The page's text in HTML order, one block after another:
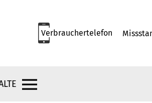
Verbrauchertelefon